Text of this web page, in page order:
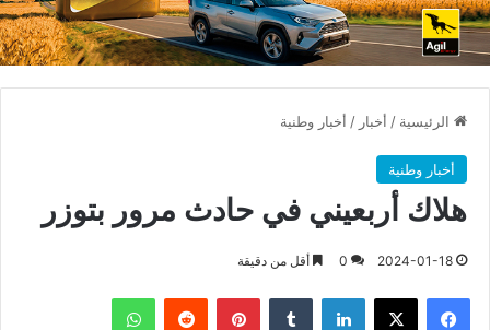
الرئيسية / أخبار / أخبار وطنية
أخبار وطنية
هلاك أربعيني في حادث مرور بتوزر
2024-01-18
0 أقل من دقيقة
فيسبوك X لينكدإن بينتيريست واتساب